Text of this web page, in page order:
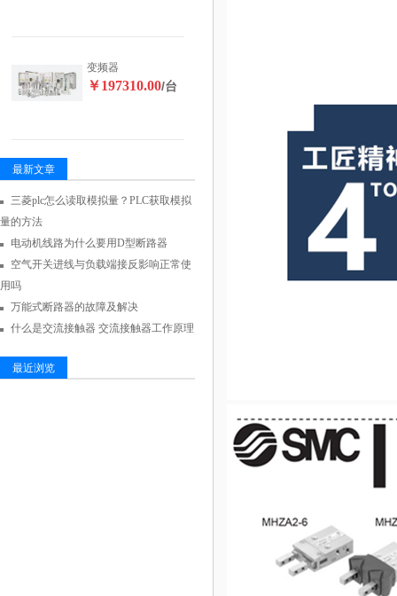
变频器
￥197310.00/台
最新文章
三菱plc怎么读取模拟量？PLC获取模拟
量的方法
电动机线路为什么要用D型断路器
空气开关进线与负载端接反影响正常使
用吗
万能式断路器的故障及解决
什么是交流接触器 交流接触器工作原理
最近浏览